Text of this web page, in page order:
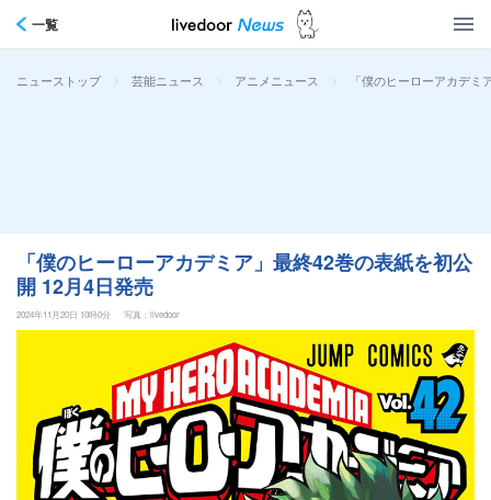
一覧
ニューストップ > 芸能ニュース > アニメニュース > 「僕のヒーローアカデ
「僕のヒーローアカデミア」最終42巻の表紙を初公
開 12月4日発売
2024年11月20日 10時0分 写真：livedoor